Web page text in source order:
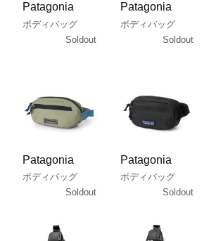
Patagonia
ボディバッグ
Soldout
Patagonia
ボディバッグ
Soldout
Patagonia
ボディバッグ
Soldout
Patagonia
ボディバッグ
Soldout